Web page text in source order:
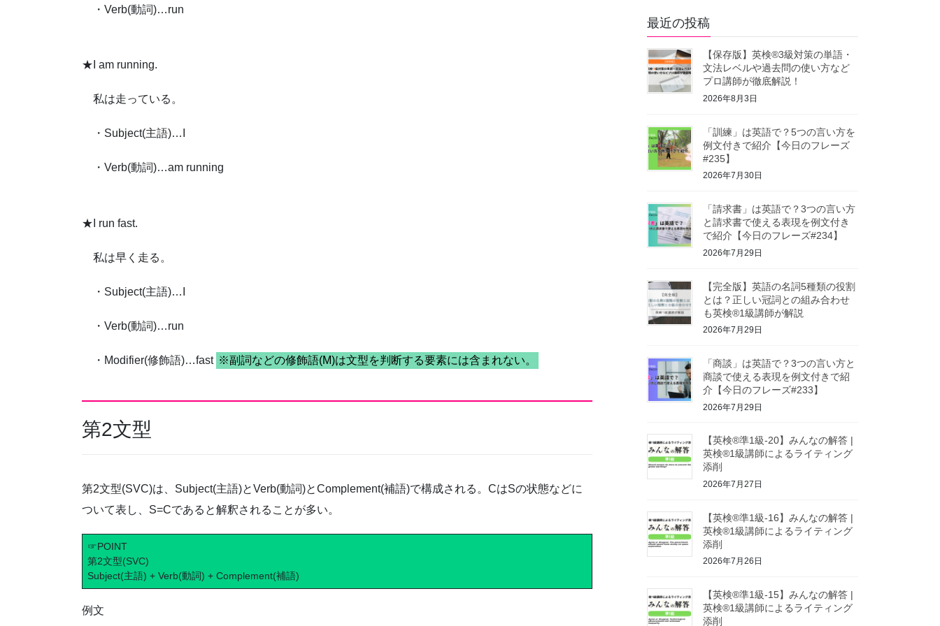
・Verb(動詞)…run
★I am running.
私は走っている。
・Subject(主語)…I
・Verb(動詞)…am running
★I run fast.
私は早く走る。
・Subject(主語)…I
・Verb(動詞)…run
・Modifier(修飾語)…fast ※副詞などの修飾語(M)は文型を判断する要素には含まれない。
第2文型
第2文型(SVC)は、Subject(主語)とVerb(動詞)とComplement(補語)で構成される。CはSの状態などに
ついて表し、S=Cであると解釈されることが多い。
☞POINT
第2文型(SVC)
Subject(主語) + Verb(動詞) + Complement(補語)
例文
最近の投稿
【保存版】英検®3級対策の単語・
文法レベルや過去問の使い方など
プロ講師が徹底解説！
2026年8月3日
「訓練」は英語で？5つの言い方を
例文付きで紹介【今日のフレーズ
#235】
2026年7月30日
「請求書」は英語で？3つの言い方
と請求書で使える表現を例文付き
で紹介【今日のフレーズ#234】
2026年7月29日
【完全版】英語の名詞5種類の役割
とは？正しい冠詞との組み合わせ
も英検®1級講師が解説
2026年7月29日
「商談」は英語で？3つの言い方と
商談で使える表現を例文付きで紹
介【今日のフレーズ#233】
2026年7月29日
【英検®準1級-20】みんなの解答 |
英検®1級講師によるライティング
添削
2026年7月27日
【英検®準1級-16】みんなの解答 |
英検®1級講師によるライティング
添削
2026年7月26日
【英検®準1級-15】みんなの解答 |
英検®1級講師によるライティング
添削